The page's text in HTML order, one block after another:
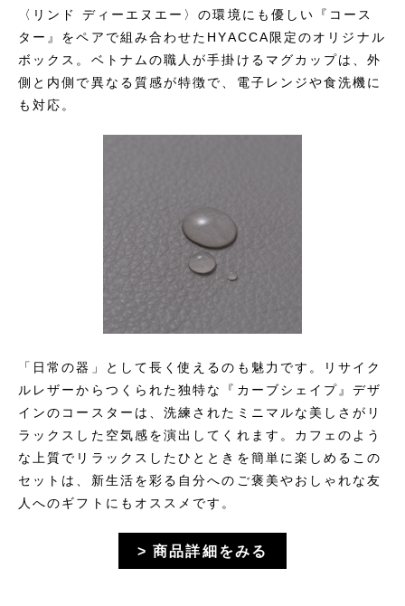
〈リンド ディーエヌエー〉の環境にも優しい『コース
ター』をペアで組み合わせたHYACCA限定のオリジナル
ボックス。ベトナムの職人が手掛けるマグカップは、外
側と内側で異なる質感が特徴で、電子レンジや食洗機に
も対応。
「日常の器」として長く使えるのも魅力です。リサイク
ルレザーからつくられた独特な『カーブシェイプ』デザ
インのコースターは、洗練されたミニマルな美しさがリ
ラックスした空気感を演出してくれます。カフェのよう
な上質でリラックスしたひとときを簡単に楽しめるこの
セットは、新生活を彩る自分へのご褒美やおしゃれな友
人へのギフトにもオススメです。
> 商品詳細をみる